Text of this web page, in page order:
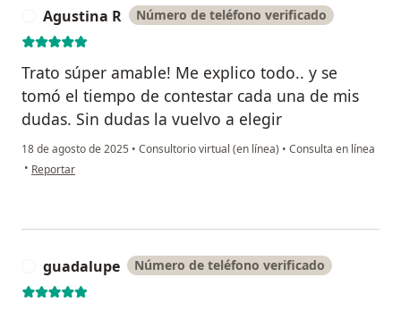
Agustina R Número de teléfono verificado
Trato súper amable! Me explico todo.. y se
tomó el tiempo de contestar cada una de mis
dudas. Sin dudas la vuelvo a elegir
18 de agosto de 2025 • Consultorio virtual (en línea) • Consulta en línea
• en opinión del usuario Agustina R
Reportar
guadalupe Número de teléfono verificado